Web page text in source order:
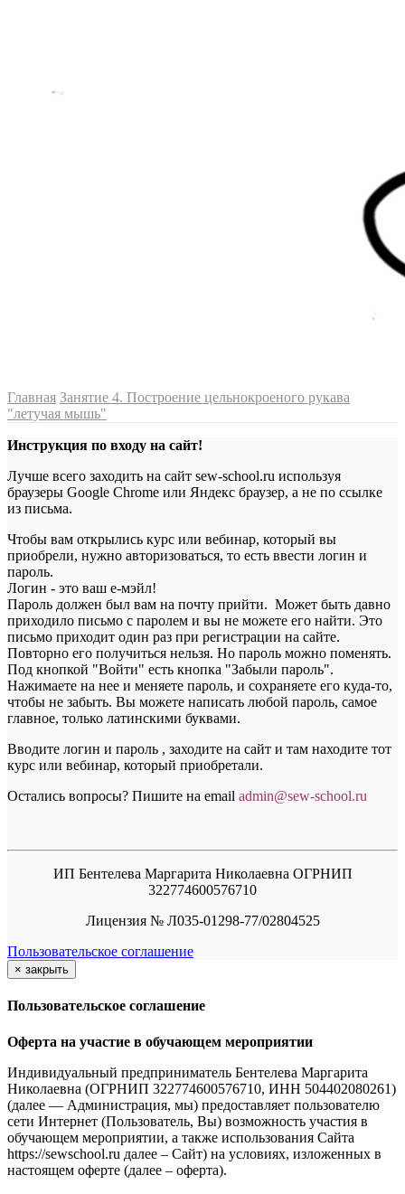
Главная Занятие 4. Построение цельнокроеного рукава
"летучая мышь"
Инструкция по входу на сайт!
Лучше всего заходить на сайт sew-school.ru используя
браузеры Google Chrome или Яндекс браузер, а не по ссылке
из письма.
Чтобы вам открылись курс или вебинар, который вы
приобрели, нужно авторизоваться, то есть ввести логин и
пароль.
Логин - это ваш е-мэйл!
Пароль должен был вам на почту прийти. Может быть давно
приходило письмо с паролем и вы не можете его найти. Это
письмо приходит один раз при регистрации на сайте.
Повторно его получиться нельзя. Но пароль можно поменять.
Под кнопкой "Войти" есть кнопка "Забыли пароль".
Нажимаете на нее и меняете пароль, и сохраняете его куда-то,
чтобы не забыть. Вы можете написать любой пароль, самое
главное, только латинскими буквами.
Вводите логин и пароль , заходите на сайт и там находите тот
курс или вебинар, который приобретали.
Остались вопросы? Пишите на email admin@sew-school.ru
ИП Бентелева Маргарита Николаевна ОГРНИП
322774600576710
Лицензия № Л035-01298-77/02804525
Пользовательское соглашение
× закрыть
Пользовательское соглашение
Оферта на участие в обучающем мероприятии
Индивидуальный предприниматель Бентелева Маргарита
Николаевна (ОГРНИП 322774600576710, ИНН 504402080261)
(далее — Администрация, мы) предоставляет пользователю
сети Интернет (Пользователь, Вы) возможность участия в
обучающем мероприятии, а также использования Сайта
https://sewschool.ru далее – Сайт) на условиях, изложенных в
настоящем оферте (далее – оферта).